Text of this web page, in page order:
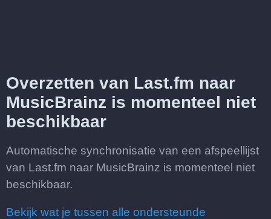
Overzetten van Last.fm naar
MusicBrainz is momenteel niet
beschikbaar
Automatische synchronisatie van een afspeellijst
van Last.fm naar MusicBrainz is momenteel niet
beschikbaar.
Bekijk wat je tussen alle ondersteunde